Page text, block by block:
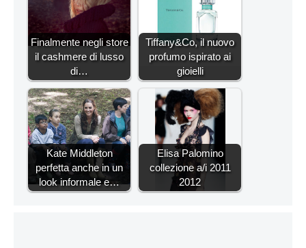
Finalmente negli store
il cashmere di lusso
di…
Tiffany&Co, il nuovo
profumo ispirato ai
gioielli
Kate Middleton
perfetta anche in un
look informale e…
Elisa Palomino
collezione a/i 2011
2012